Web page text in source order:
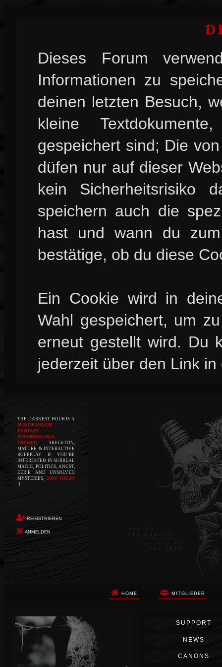
Dieses Forum
Informationen zu
deinen letzten Besuch,
kleine
gespeichert sind; Die
düfen nur auf dieser
kein Sicherheitsrisiko
speichern auch die
hast und wann du
bestätige, ob du diese
Ein Cookie wird in
Wahl gespeichert, um
erneut gestellt wird. Du
jederzeit über den Link
THE DARKEST HOUR IS A
MULTIFANDOM -
FANTASY /
SUPERNATURAL
THEMED, SKELETON,
MATURE & INTERACTIVE
ROLEPLAY. IF YOU’RE
INTERESTED IN SURREAL
MAGIC, POLITICS, ANGST,
EERIE AND UNSOLVED
MYSTERIES, JOIN TODAY
!!
REGISTRIEREN
ANMELDEN
HOME MITGLIEDER
Die Apokalypse. Das ist das Wort,
das Ihnen in den Sinn kommt, als
Sie auf dem Boden aufwachen, Ihr
Körper schmerzt und Ihr Geist
wird von alptraumhaften
Erinnerungen überflutet. Vor
SUPPORT
NEWS
CANONS